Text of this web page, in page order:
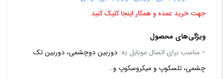
جهت خرید عمده و همکار اینجا کلیک کنید
ویژگی‌های محصول
مناسب برای اتصال موبایل به: دوربین دوچشمی، دوربین تک
چشمی، تلسکوپ و میکروسکوپ و..